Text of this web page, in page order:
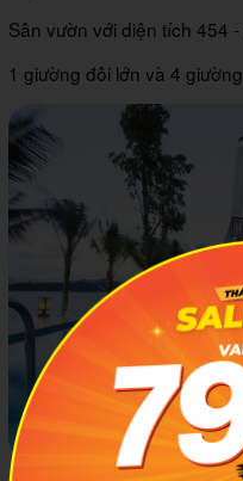
Sân vườn với diện tích 454
1 giường đôi lớn và 4